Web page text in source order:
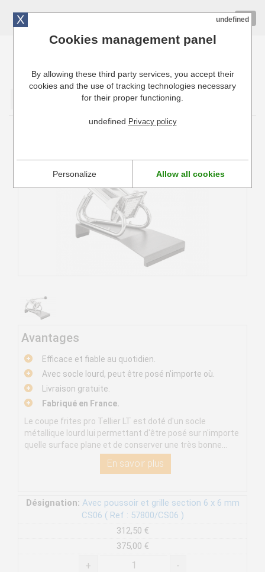
Cuisinresto: Ustensiles de cuisine pour professionnels
Avantages
Efficace et fiable au quotidien.
Avec socle lourd, peut être posé n'importe où.
Livraison gratuite.
Fabriqué en France.
Le coupe frites pro Tellier LT est doté d'un socle
métallique lourd lui permettant d'être posé sur n'importe
quelle surface plane et de conserver une très bonne...
En savoir plus
Désignation: Avec poussoir et grille section 6 x 6 mm
CS06 ( Ref : 57800/CS06 )
312,50 €
375,00 €
+ -
X undefined
Cookies management panel
By allowing these third party services, you accept their
cookies and the use of tracking technologies necessary
for their proper functioning.
undefined Privacy policy
Personalize Allow all cookies